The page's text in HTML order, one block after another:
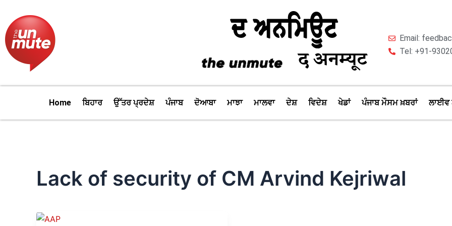
content
Email:
Tel: +91-
Home ਬਿਹਾਰ ਉੱਤਰ ਪ੍ਰਦੇਸ਼ ਪੰਜਾਬ ਦੋਆਬਾ ਮਾਝਾ ਮਾਲਵਾ ਦੇਸ਼ ਵਿਦੇਸ਼ ਖੇਡਾਂ ਪੰਜਾਬ ਮੌਸਮ ਖ਼ਬਰਾਂ ਲਾਈਵ
Lack of security of CM Arvind Kejriwal